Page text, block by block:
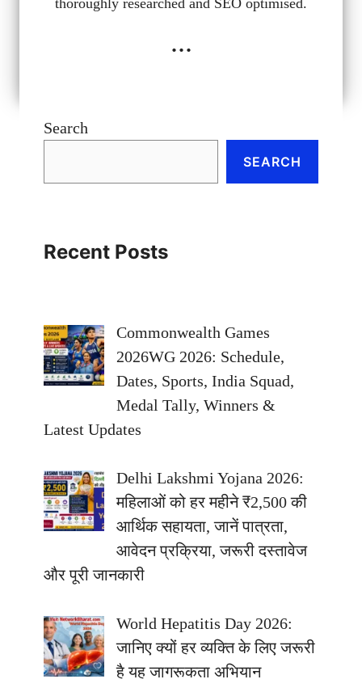
...
Search
SEARCH
Recent Posts
Commonwealth Games
2026WG 2026: Schedule,
Dates, Sports, India Squad,
Medal Tally, Winners &
Latest Updates
Delhi Lakshmi Yojana 2026:
महिलाओं को हर महीने ₹2,500 की
आर्थिक सहायता, जानें पात्रता,
आवेदन प्रक्रिया, जरूरी दस्तावेज
और पूरी जानकारी
World Hepatitis Day 2026:
जानिए क्यों हर व्यक्ति के लिए जरूरी
है यह जागरूकता अभियान